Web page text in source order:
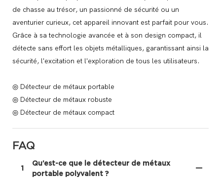
de chasse au trésor, un passionné de sécurité ou un
aventurier curieux, cet appareil innovant est parfait pour vous.
Grâce à sa technologie avancée et à son design compact, il
détecte sans effort les objets métalliques, garantissant ainsi la
sécurité, l'excitation et l'exploration de tous les utilisateurs.
◎ Détecteur de métaux portable
◎ Détecteur de métaux robuste
◎ Détecteur de métaux compact
FAQ
1
Qu’est-ce que le détecteur de métaux
portable polyvalent ?